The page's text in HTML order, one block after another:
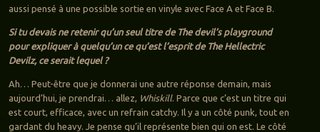
aussi pensé à une possible sortie en vinyle avec Face A et Face B.
Si tu devais ne retenir qu’un seul titre de The devil’s playground
pour expliquer à quelqu’un ce qu’est l’esprit de The Hellectric
Devilz, ce serait lequel ?
Ah… Peut-être que je donnerai une autre réponse demain, mais
aujourd’hui, je prendrai… allez,
Whiskill. Parce que c’est un titre qui
est court, efficace, avec un refrain catchy. Il y a un côté punk, tout en
gardant du heavy. Je pense qu’il représente bien qui on est. Le côté